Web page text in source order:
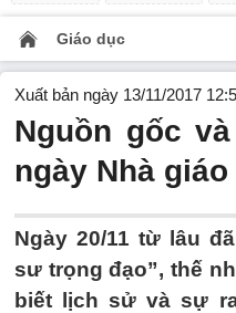
Giáo dục
Xuất bản ngày 13/11/2017
Nguồn gốc
ngày Nhà giáo
Ngày 20/11 từ lâu
sư trọng đạo”, thế
biết lịch sử và sự